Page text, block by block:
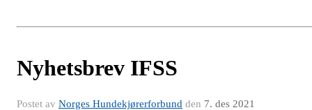
Nyhetsbrev IFSS
Postet av Norges Hundekjørerforbund den 7. des 2021